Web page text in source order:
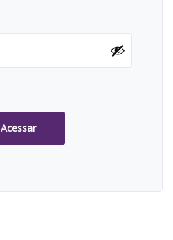
Acessar